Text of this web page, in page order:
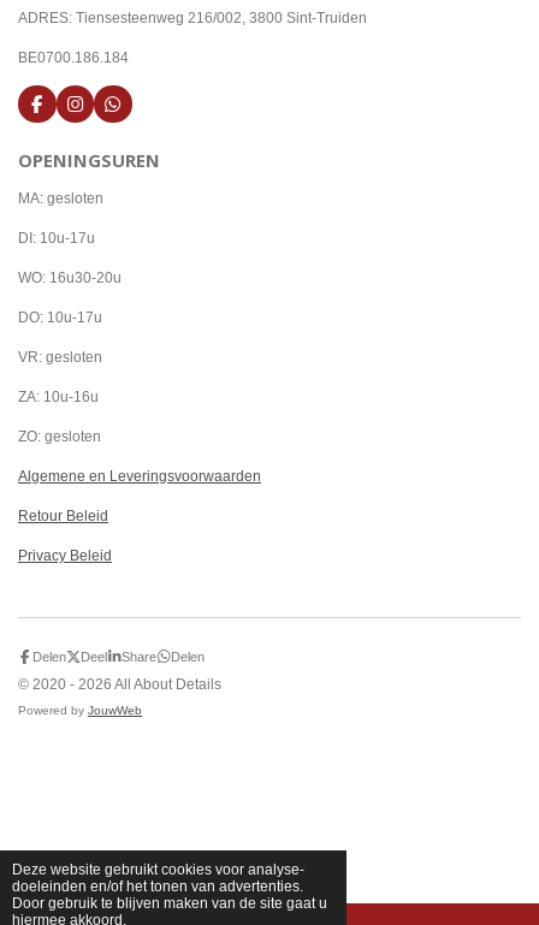
Deze website gebruikt cookies voor analyse-
doeleinden en/of het tonen van advertenties.
Door gebruik te blijven maken van de site gaat u
hiermee akkoord.
ADRES: Tiensesteenweg 216/002, 3800 Sint-Truiden
BE0700.186.184
F
a
e
o
I
n
t
g
m
W
h
t
OPENINGSUREN
MA: gesloten
DI: 10u-17u
WO: 16u30-20u
DO: 10u-17u
VR: gesloten
ZA: 10u-16u
ZO: gesloten
Algemene en Leveringsvoorwaarden
Retour Beleid
Privacy Beleid
Delen Deel Share Delen
© 2020 - 2026 All About Details
Powered by JouwWeb